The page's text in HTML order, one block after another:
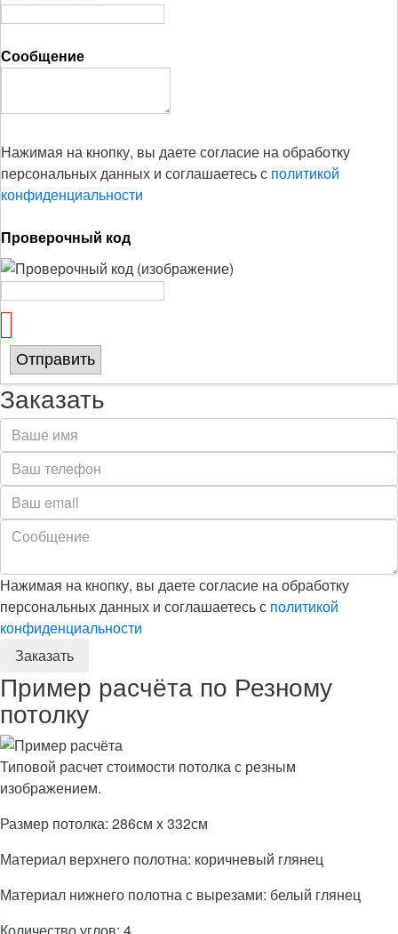
Сообщение
Нажимая на кнопку, вы даете согласие на обработку
персональных данных и соглашаетесь с политикой
конфиденциальности
Проверочный код
Отправить
Заказать
Нажимая на кнопку, вы даете согласие на обработку
персональных данных и соглашаетесь с политикой
конфиденциальности
Пример расчёта по Резному
потолку
Типовой расчет стоимости потолка с резным
изображением.
Размер потолка: 286см x 332см
Материал верхнего полотна: коричневый глянец
Материал нижнего полотна с вырезами: белый глянец
Количество углов: 4